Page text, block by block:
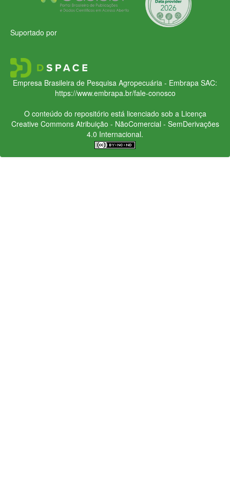
Suportado por
Empresa Brasileira de Pesquisa Agropecuária - Embrapa SAC:
https://www.embrapa.br/fale-conosco
O conteúdo do repositório está licenciado sob a Licença
Creative CommonsAtribuição - NãoComercial - SemDerivações
4.0 Internacional.